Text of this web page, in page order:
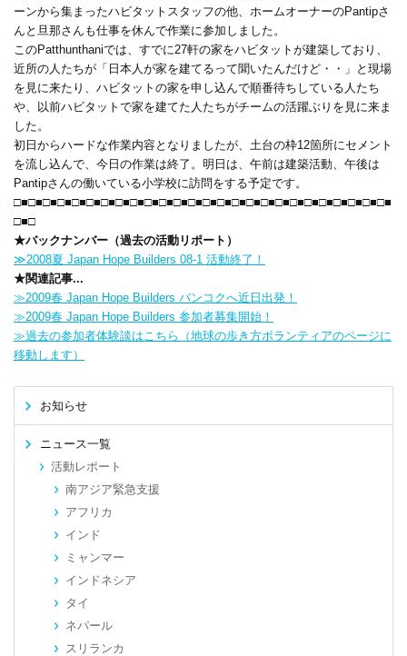
ーンから集まったハビタットスタッフの他、ホームオーナーのPantipさ
んと旦那さんも仕事を休んで作業に参加しました。
このPatthunthaniでは、すでに27軒の家をハビタットが建築しており、
近所の人たちが「日本人が家を建てるって聞いたんだけど・・」と現場
を見に来たり、ハビタットの家を申し込んで順番待ちしている人たち
や、以前ハビタットで家を建てた人たちがチームの活躍ぶりを見に来ま
した。
初日からハードな作業内容となりましたが、土台の枠12箇所にセメント
を流し込んで、今日の作業は終了。明日は、午前は建築活動、午後は
Pantipさんの働いている小学校に訪問をする予定です。
□■□■□■□■□■□■□■□■□■□■□■□■□■□■□■□■□■□■□■□■□■□■□■□■□■□■
□■□
★バックナンバー（過去の活動リポート）
≫2008夏 Japan Hope Builders 08-1 活動終了！
★関連記事...
≫2009春 Japan Hope Builders バンコクへ近日出発！
≫2009春 Japan Hope Builders 参加者募集開始！
≫過去の参加者体験談はこちら（地球の歩き方ボランティアのページに
移動します）
お知らせ
ニュース一覧
活動レポート
南アジア緊急支援
アフリカ
インド
ミャンマー
インドネシア
タイ
ネパール
スリランカ